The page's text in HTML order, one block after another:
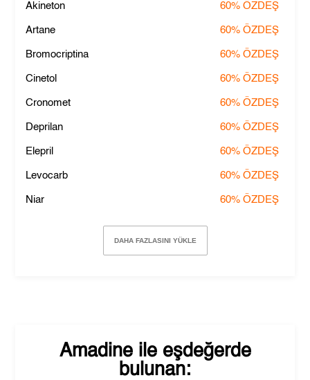
Akineton 60% ÖZDEŞ
Artane 60% ÖZDEŞ
Bromocriptina 60% ÖZDEŞ
Cinetol 60% ÖZDEŞ
Cronomet 60% ÖZDEŞ
Deprilan 60% ÖZDEŞ
Elepril 60% ÖZDEŞ
Levocarb 60% ÖZDEŞ
Niar 60% ÖZDEŞ
DAHA FAZLASINI YÜKLE
Amadineile eşdeğerde
bulunan: